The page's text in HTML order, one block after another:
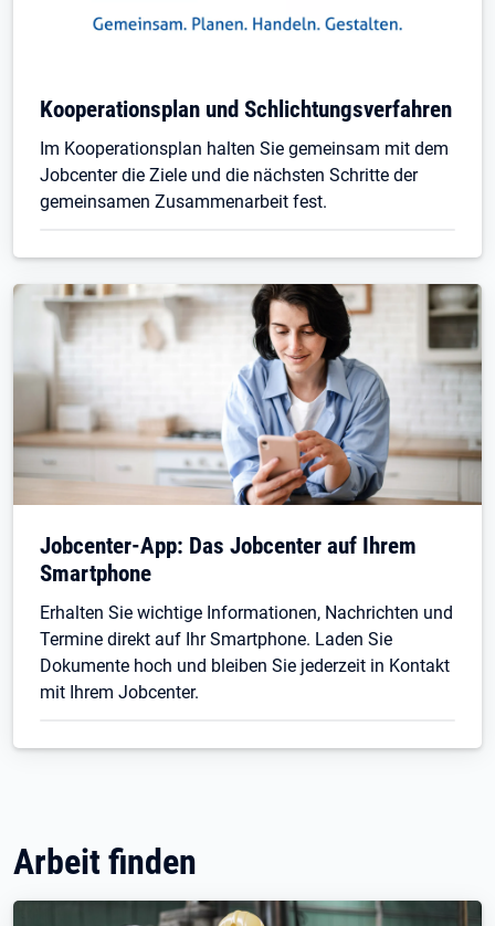
Kooperationsplan und Schlichtungsverfahren
Im Kooperationsplan halten Sie gemeinsam mit dem
Jobcenter die Ziele und die nächsten Schritte der
gemeinsamen Zusammenarbeit fest.
Jobcenter-App: Das Jobcenter auf Ihrem
Smartphone
Erhalten Sie wichtige Informationen, Nachrichten und
Termine direkt auf Ihr Smartphone. Laden Sie
Dokumente hoch und bleiben Sie jederzeit in Kontakt
mit Ihrem Jobcenter.
Arbeit finden